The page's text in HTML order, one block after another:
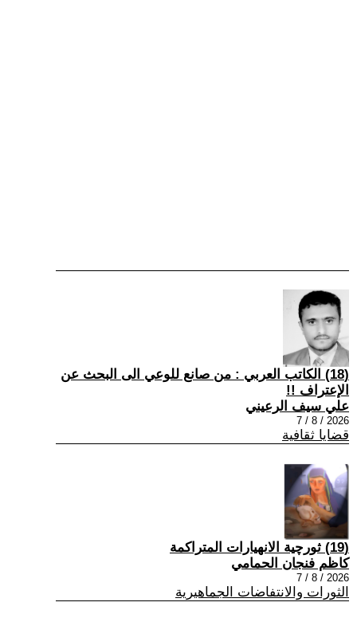
(18) الكاتب العربي : من صانع للوعي الى البحث عن
الإعتراف !!
علي سيف الرعيني
2026 / 8 / 7
قضايا ثقافية
(19) ثورچية الانهيارات المتراكمة
كاظم فنجان الحمامي
2026 / 8 / 7
الثورات والانتفاضات الجماهيرية